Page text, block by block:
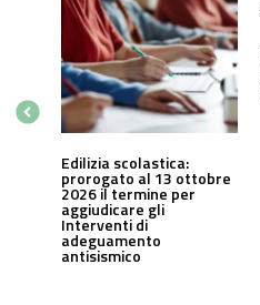
Edilizia scolastica:
prorogato al 13 ottobre
2026 il termine per
aggiudicare gli
Interventi di
adeguamento
antisismico